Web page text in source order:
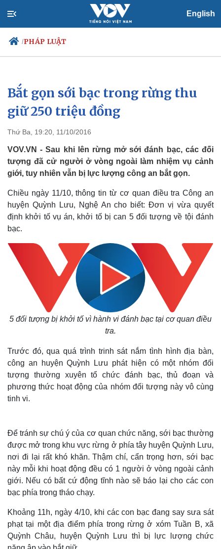
English
/PHÁP LUẬT
Chính trị
Đảng
Tổ chức nhân sự
Nhận diện sự thật
Xã hội
Dự báo thời tiết
Việc làm
Biển đảo
Bắt gọn sới bạc trong rừng thu
giữ 250 triệu đồng
Thứ Ba, 19:20, 11/10/2016
VOV.VN - Sau khi lên rừng mở sới đánh bạc, các đối
tượng đã cử người ở vòng ngoài làm nhiệm vụ cảnh
giới, tuy nhiên vẫn bị lực lượng công an bắt gọn.
Chiều ngày 11/10, thông tin từ cơ quan điều tra Công an
huyện Quỳnh Lưu, Nghệ An cho biết: Đơn vị vừa quyết
định khởi tố vụ án, khởi tố bị can 5 đối tượng về tội đánh
bạc.
5 đối tượng bị khởi tố vì hành vi đánh bạc tại cơ quan điều
tra.
Trước đó, qua quá trình trinh sát nắm tình hình địa bàn,
công an huyện Quỳnh Lưu phát hiện có một nhóm đối
tượng thường xuyên tổ chức đánh bạc, thủ đoạn và
phương thức hoạt động của nhóm đối tượng này vô cùng
tinh vi.
Để tránh sự chú ý của cơ quan chức năng, sới bạc thường
được mở trong khu vực rừng ở phía tây huyện Quỳnh Lưu,
nơi đi lại rất khó khăn. Thậm chí, cẩn trọng hơn, sới bạc
này mỗi khi hoạt động đều có 1 người ở vòng ngoài cảnh
giới. Nếu có bất cứ động tĩnh nào sẽ báo lại cho các con
bạc phía trong tháo chạy.
Khoảng 11h, ngày 4/10, khi các con bạc đang say sưa sát
phạt tại một địa điểm phía trong rừng ở xóm Tuần B, xã
Quỳnh Châu, huyện Quỳnh Lưu thì bị lực lượng chức